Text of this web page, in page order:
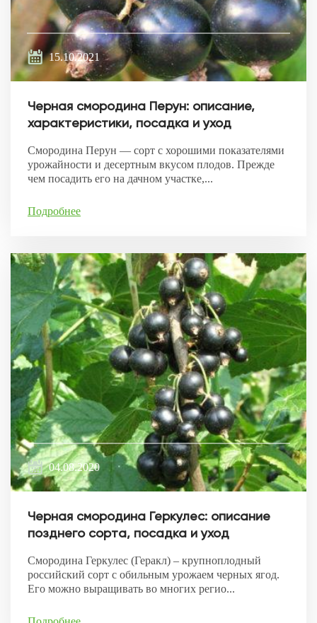
15.10.2021
Черная смородина Перун: описание,
характеристики, посадка и уход
Смородина Перун — сорт с хорошими показателями
урожайности и десертным вкусом плодов. Прежде
чем посадить его на дачном участке,...
Подробнее
04.08.2020
Черная смородина Геркулес: описание
позднего сорта, посадка и уход
Смородина Геркулес (Геракл) – крупноплодный
российский сорт с обильным урожаем черных ягод.
Его можно выращивать во многих регио...